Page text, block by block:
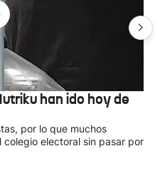
han ido hoy de
por lo que muchos
electoral sin pasar por